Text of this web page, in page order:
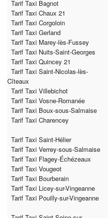
Tarif Taxi Bagnot
Tarif Taxi Chaux 21
Tarif Taxi Corgoloin
Tarif Taxi Gerland
Tarif Taxi Marey-lès-Fussey
Tarif Taxi Nuits-Saint-Georges
Tarif Taxi Quincey 21
Tarif Taxi Saint-Nicolas-lès-
Cîteaux
Tarif Taxi Villebichot
Tarif Taxi Vosne-Romanée
Tarif Taxi Boux-sous-Salmaise
Tarif Taxi Charencey
Tarif Taxi Saint-Hélier
Tarif Taxi Verrey-sous-Salmaise
Tarif Taxi Flagey-Échézeaux
Tarif Taxi Vougeot
Tarif Taxi Bourberain
Tarif Taxi Licey-sur-Vingeanne
Tarif Taxi Pouilly-sur-Vingeanne